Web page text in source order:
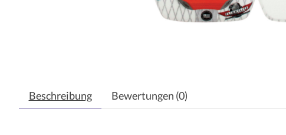
Beschreibung Bewertungen (0)